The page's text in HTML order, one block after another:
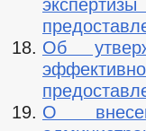
Об
О